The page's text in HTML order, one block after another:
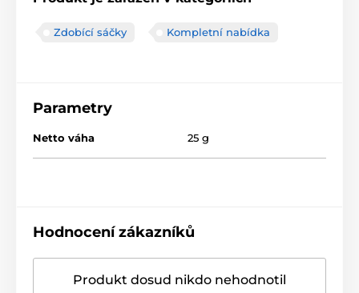
Zdobící sáčky Kompletní nabídka
Parametry
Netto váha 25 g
Hodnocení zákazníků
Produkt dosud nikdo nehodnotil